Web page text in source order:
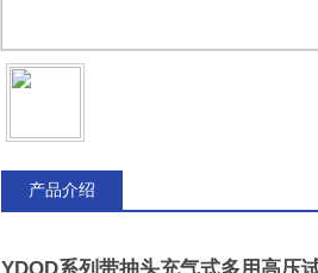
产品介绍
YDQD系列带抽头充气式多用高压